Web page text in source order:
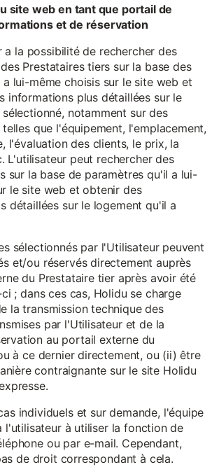
site web en tant que portail de
et de réservation
a la possibilité de rechercher des
Prestataires tiers sur la base des
lui-même choisis sur le site web et
informations plus détaillées sur le
notamment sur des
que l'équipement, l'emplacement,
l'évaluation des clients, le prix, la
L'utilisateur peut rechercher des
sur la base de paramètres qu'il a lui-
le site web et obtenir des
détaillées sur le logement qu'il a
sélectionnés par l'Utilisateur peuvent
et/ou réservés directement auprès
du Prestataire tier après avoir été
; dans ces cas, Holidu se charge
la transmission technique des
par l'Utilisateur et de la
au portail externe du
à ce dernier directement, ou (ii) être
contraignante sur le site Holidu
individuels et sur demande, l'équipe
l'utilisateur à utiliser la fonction de
ou par e-mail. Cependant,
de droit correspondant à cela.